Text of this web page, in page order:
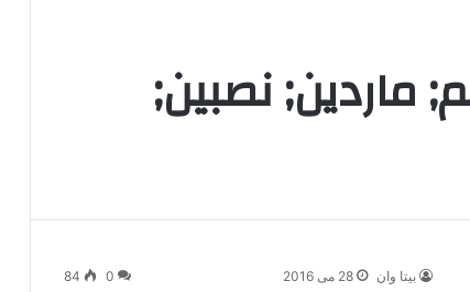
ماردین; نصبین;
بیتا وان 28 می 2016 0
84